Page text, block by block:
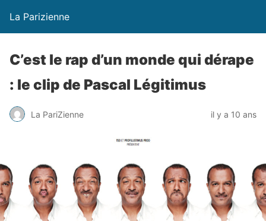
La Parizienne
C’est le rap d’un monde qui dérape
: le clip de Pascal Légitimus
La PariZienne il y a 10 ans